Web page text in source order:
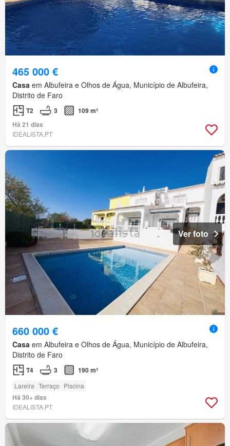
465 000 €
Casa em Albufeira e Olhos de Água, Município de Albufeira,
Distrito de Faro
T2 3
109 m²
Há 21 dias
IDEALISTA.PT
Ver foto
660 000 €
Casa em Albufeira e Olhos de Água, Município de Albufeira,
Distrito de Faro
T4 3 190 m²
Lareira Terraço Piscina
Há 30+ dias
IDEALISTA.PT